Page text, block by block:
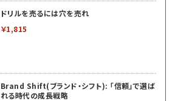
ドリルを売るには穴を売れ
￥1,815
Brand Shift(ブランド・シフト): 「信頼」で選ば
れる時代の成長戦略